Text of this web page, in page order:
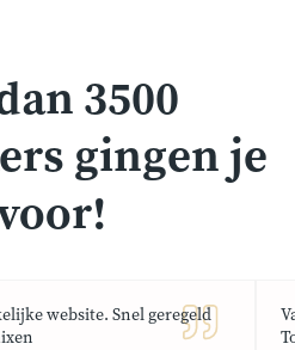
3500
gingen je
website. Snel geregeld